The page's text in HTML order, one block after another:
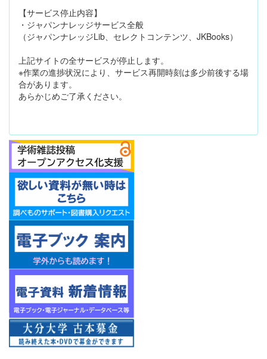
【サービス停止内容】
・ジャパンナレッジサービス全般
（ジャパンナレッジLib、セレクトコンテンツ、JKBooks）
上記サイトの全サービスが停止します。
※作業の進捗状況により、サービス再開時刻は多少前後する場
合があります。
あらかじめご了承ください。